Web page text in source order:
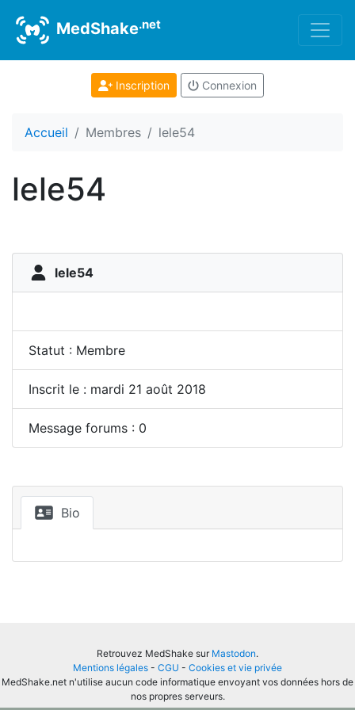
MedShake.net
Inscription Connexion
Accueil Membres lele54
lele54
lele54
Statut : Membre
Inscrit le : mardi 21 août 2018
Message forums : 0
Bio
Retrouvez MedShake sur Mastodon.
Mentions légales - CGU - Cookies et vie privée
MedShake.net n'utilise aucun code informatique envoyant vos données hors de
nos propres serveurs.